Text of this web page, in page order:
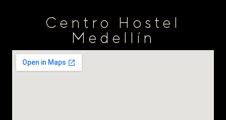
Centro Hostel
Medellín